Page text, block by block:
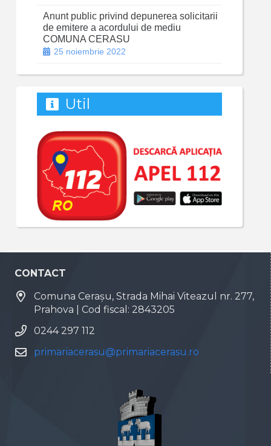
Anunt public privind depunerea solicitarii
de emitere a acordului de mediu
COMUNA CERASU
25 noiembrie 2022
Util
CONTACT
Comuna Cerașu, Strada Mihai Viteazul nr. 277,
Prahova | Cod fiscal: 2843205
0244 297 112
primariacerasu@primariacerasu.ro